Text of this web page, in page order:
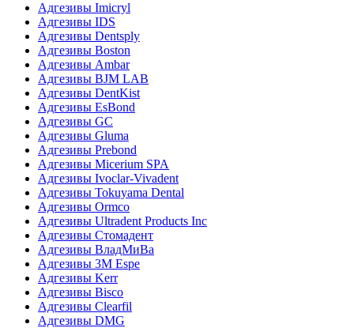
Адгезивы Imicryl
Адгезивы IDS
Адгезивы Dentsply
Адгезивы Boston
Адгезивы Ambar
Адгезивы BJM LAB
Адгезивы DentKist
Адгезивы EsBond
Адгезивы GC
Адгезивы Gluma
Адгезивы Prebond
Адгезивы Micerium SPA
Адгезивы Ivoclar-Vivadent
Адгезивы Tokuyama Dental
Адгезивы Ormco
Адгезивы Ultradent Products Inc
Адгезивы Стомадент
Адгезивы ВладМиВа
Адгезивы 3M Espe
Адгезивы Kerr
Адгезивы Bisco
Адгезивы Clearfil
Адгезивы DMG